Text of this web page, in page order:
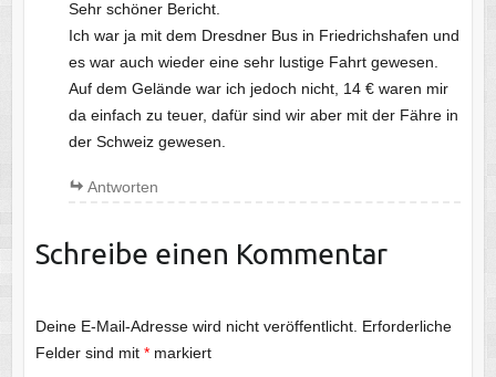
Sehr schöner Bericht.
Ich war ja mit dem Dresdner Bus in Friedrichshafen und
es war auch wieder eine sehr lustige Fahrt gewesen.
Auf dem Gelände war ich jedoch nicht, 14 € waren mir
da einfach zu teuer, dafür sind wir aber mit der Fähre in
der Schweiz gewesen.
Antworten
Schreibe einen Kommentar
Deine E-Mail-Adresse wird nicht veröffentlicht. Erforderliche
Felder sind mit *markiert